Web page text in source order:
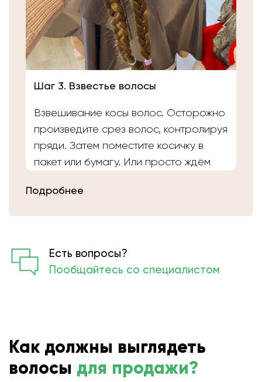
Шаг 3. Взвестье волосы
Взвешивание косы волос. Осторожно
произведите срез волос, контролируя
пряди. Затем поместите косичку в
пакет или бумагу. Или просто ждём
мастера выполнят срез волос и
Подробнее
Есть вопросы?
Пообщайтесь со специалистом
Как должны выглядеть
волосы для продажи?